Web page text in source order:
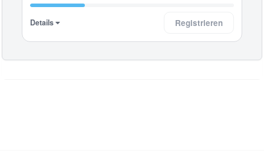
Details Registrieren